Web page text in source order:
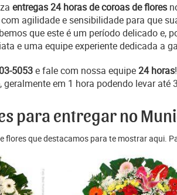
entregas 24 horas de coroas de flores
agilidade e sensibilidade para que
que este é um período delicado e,
e uma equipe experiente dedicada a
5053e fale com nossa equipe24 horas
, geralmente em 1 hora podendo levar até
para entregar no
flores que destacamos para te mostrar aqui.